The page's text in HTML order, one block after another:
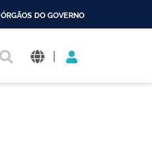
ÓRGÃOS DO GOVERNO
|